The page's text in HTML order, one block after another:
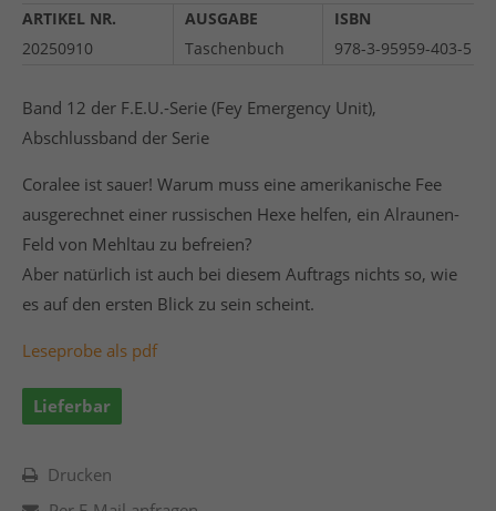
ARTIKEL NR.
20250910
AUSGABE
Taschenbuch
ISBN
978-3-95959-403-5
Band 12 der F.E.U.-Serie (Fey Emergency Unit),
Abschlussband der Serie
Coralee ist sauer! Warum muss eine amerikanische Fee
ausgerechnet einer russischen Hexe helfen, ein Alraunen-
Feld von Mehltau zu befreien?
Aber natürlich ist auch bei diesem Auftrags nichts so, wie
es auf den ersten Blick zu sein scheint.
Leseprobe als pdf
Lieferbar
Drucken